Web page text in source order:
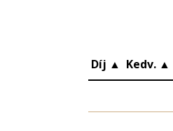
Díj ▲ Kedv. ▲